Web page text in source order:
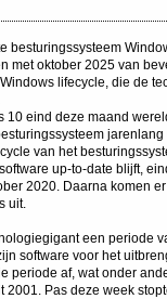
besturingssysteem
met oktober 2025 van
lifecycle, die de
10 eind deze maand
van het
up-to-date blijft,
2020. Daarna komen
uit.
een periode
software voor het
periode af, wat onder
2001. Pas deze week